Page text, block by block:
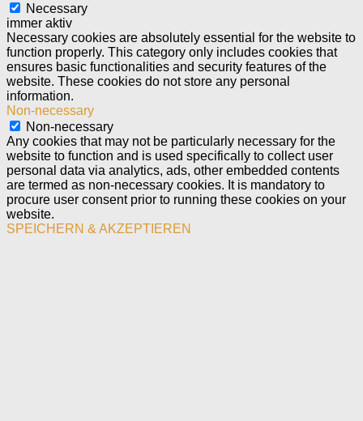
Necessary
immer aktiv
Necessary cookies are absolutely essential for the website to
function properly. This category only includes cookies that
ensures basic functionalities and security features of the
website. These cookies do not store any personal
information.
Non-necessary
Non-necessary
Any cookies that may not be particularly necessary for the
website to function and is used specifically to collect user
personal data via analytics, ads, other embedded contents
are termed as non-necessary cookies. It is mandatory to
procure user consent prior to running these cookies on your
website.
SPEICHERN & AKZEPTIEREN